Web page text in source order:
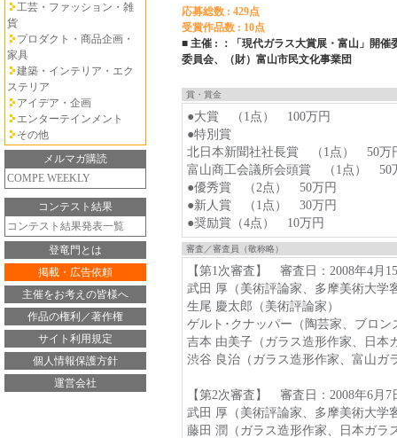
工芸・ファッション・雑
貨
プロダクト・商品企画・
家具
建築・インテリア・エク
ステリア
アイデア・企画
エンターテインメント
その他
メルマガ購読
COMPE WEEKLY
コンテスト結果
コンテスト結果発表一覧
登竜門とは
掲載・広告依頼
主催をお考えの皆様へ
作品の権利／著作権
サイト利用規定
個人情報保護方針
運営会社
応募総数 : 429点
受賞作品数 : 10点
■ 主催 : ：「現代ガラス大賞展・富山」開催
委員会、（財）富山市民文化事業団
賞・賞金
●大賞 （1点） 100万円
●特別賞
北日本新聞社社長賞 （1点） 50万
富山商工会議所会頭賞 （1点） 50
●優秀賞 （2点） 50万円
●新人賞 （1点） 30万円
●奨励賞（4点） 10万円
審査／審査員（敬称略）
【第1次審査】 審査日：2008年4月
武田 厚（美術評論家、多摩美術大学
生尾 慶太郎（美術評論家）
ゲルト･クナッパー（陶芸家、ブロン
吉本 由美子（ガラス造形作家、日本
渋谷 良治（ガラス造形作家、富山ガ
【第2次審査】 審査日：2008年6月7
武田 厚（美術評論家、多摩美術大学
藤田 潤（ガラス造形作家、日本ガラ